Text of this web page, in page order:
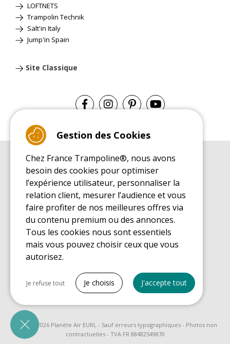
LOFTNETS
Trampolin Technik
Salt'in Italy
Jump'in Spain
Site Classique
Guide d'achat pour les trampolines de loisirs
GUIDE DE MONTAGE
Guide de montage pour les trampolines de loisirs
GUIDE D'ENTRETIEN
Guide d'entretien des trampolines de loisirs
GUIDE DÉCOUVERTE
Guide de découverte des trampolines de loisirs
GUIDE D'ACHAT PIÈCES DE RECHANGE
© 2008 - 2026 Planète Air EURL - Sauf erreurs typographiques - Photos non
contractuelles - TVA FR 88482549870
Gestion des Cookies
Chez France Trampoline®, nous avons
besoin des cookies pour optimiser
l’expérience utilisateur, personnaliser la
relation client, mesurer l’audience et vous
faire profiter de nos meilleures offres via
du contenu premium ou des annonces.
Tous les cookies nous sont essentiels
mais vous pouvez choisir ceux que vous
autorisez.
Cookies nécessaires
Nécessaire au fonctionnement du site
Je refuse tout Je choisis J'accepte tout